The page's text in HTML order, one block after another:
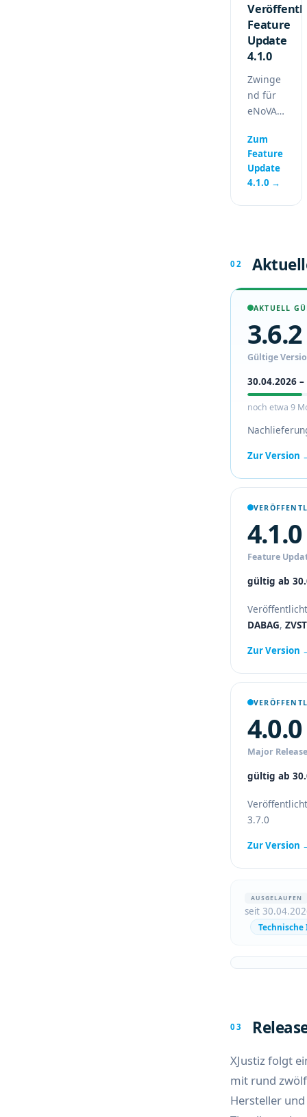
Feature
Update
4.1.0
Zwinge
nd für
eNoVA
,
Pfändu
ngs-
und
Überwe
(ZVSTR)
und
ung
(BETR).
Zum
Feature
Update
4.1.0 →
02
AKTUELL
3.6.2
Gültige
30.04.2026
noch etwa 9
Zur Version
4.1.0
Feature
gültig ab
DABAG,
Zur Version
4.0.0
Major
gültig ab
3.7.0
Zur Version
AUSGELAUFEN
seit
Hybrid-
mehr bei
XSD-
basiertes
03
XJustiz folgt
mit rund
Hersteller